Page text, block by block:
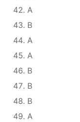
A
B
A
A
B
B
B
A